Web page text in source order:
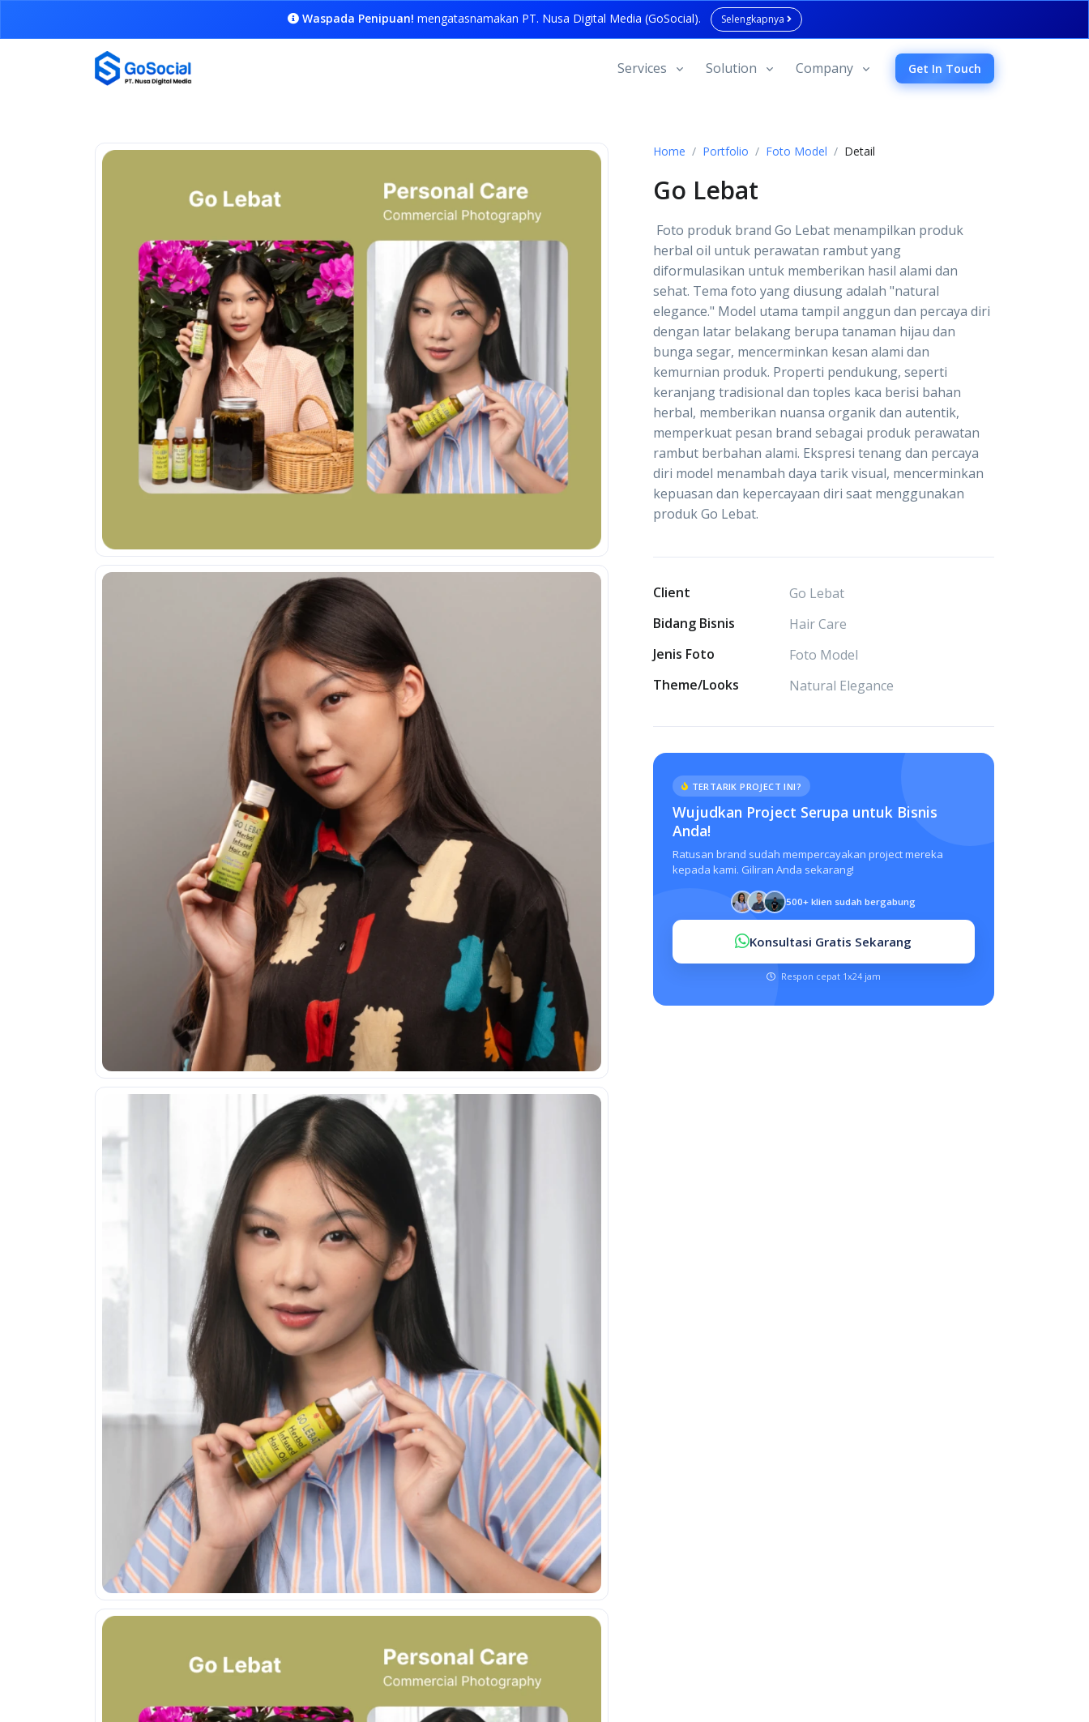
Waspada Penipuan! mengatasnamakan PT. Nusa Digital Media (GoSocial). Selengkapnya
Services Solution Company Get In Touch
Home Portfolio Foto Model Detail
Go Lebat
Foto produk brand Go Lebat menampilkan produk
herbal oil untuk perawatan rambut yang
diformulasikan untuk memberikan hasil alami dan
sehat. Tema foto yang diusung adalah "natural
elegance." Model utama tampil anggun dan percaya diri
dengan latar belakang berupa tanaman hijau dan
bunga segar, mencerminkan kesan alami dan
kemurnian produk. Properti pendukung, seperti
keranjang tradisional dan toples kaca berisi bahan
herbal, memberikan nuansa organik dan autentik,
memperkuat pesan brand sebagai produk perawatan
rambut berbahan alami. Ekspresi tenang dan percaya
diri model menambah daya tarik visual, mencerminkan
kepuasan dan kepercayaan diri saat menggunakan
produk Go Lebat.
Client
Go Lebat
Bidang Bisnis
Hair Care
Jenis Foto
Foto Model
Theme/Looks
Natural Elegance
TERTARIK PROJECT INI?
Wujudkan Project Serupa untuk Bisnis
Anda!
Ratusan brand sudah mempercayakan project mereka
kepada kami. Giliran Anda sekarang!
500+ klien sudah bergabung
Konsultasi Gratis Sekarang
Respon cepat 1x24 jam